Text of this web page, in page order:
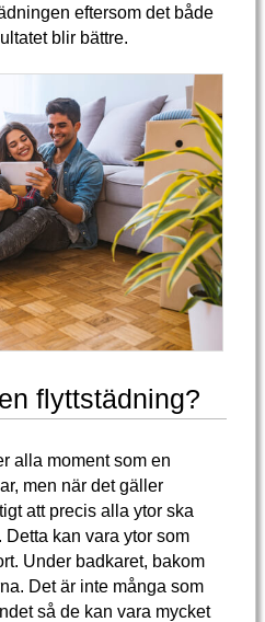
eftersom det både
blir bättre.
flyttstädning?
alla moment som en
men när det gäller
att precis alla ytor ska
kan vara ytor som
Under badkaret, bakom
Det är inte många som
så de kan vara mycket